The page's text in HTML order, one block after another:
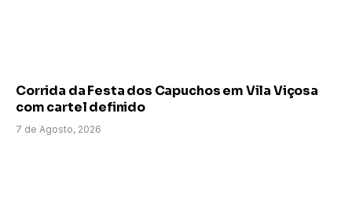
Corrida da Festa dos Capuchos em Vila Viçosa
com cartel definido
7 de Agosto, 2026